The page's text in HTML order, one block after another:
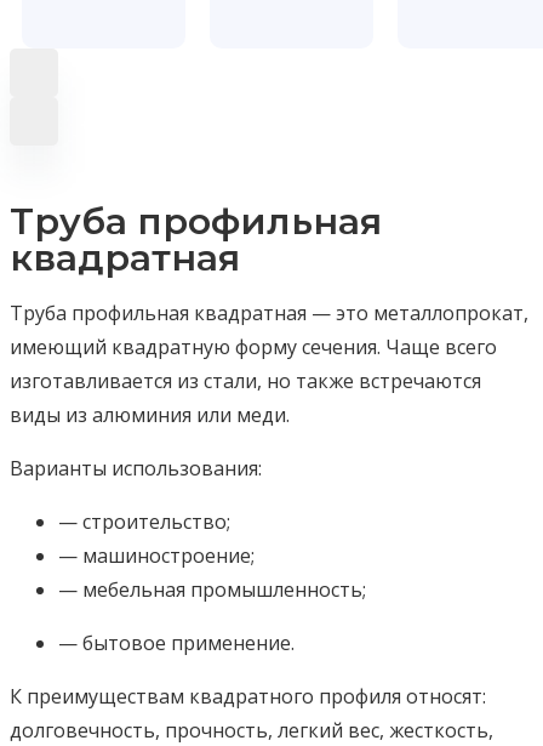
Труба профильная
квадратная
Труба профильная квадратная — это металлопрокат,
имеющий квадратную форму сечения. Чаще всего
изготавливается из стали, но также встречаются
виды из алюминия или меди.
Варианты использования:
— строительство;
— машиностроение;
— мебельная промышленность;
— бытовое применение.
К преимуществам квадратного профиля относят:
долговечность, прочность, легкий вес, жесткость,